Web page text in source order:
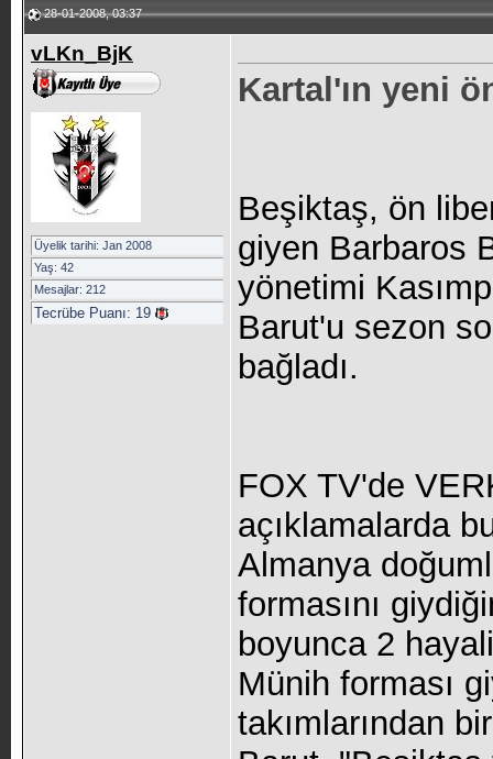
28-01-2008, 03:37
vLKn_BjK
Üyelik tarihi: Jan 2008
Yaş: 42
Mesajlar: 212
Tecrübe Puanı: 19
Kartal'ın yeni
Beşiktaş, ön
giyen Barbaros
yönetimi
Barut'u sezon
bağladı.
FOX TV'de
açıklamalarda
Almanya
formasını
boyunca 2
Münih forması
takımlarından